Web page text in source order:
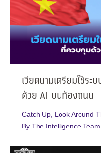
เวียดนามเตรียมใช้ร
ด้วย AI บนท้องถนน
Catch Up Look Around
By The Intelligence Team